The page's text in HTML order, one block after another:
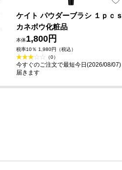
ケイト パウダーブラシ １ｐｃｓ
カネボウ化粧品
本体1,800円
税率10％ 1,980円（税込）
（0）
今すぐのご注文で最短今日(2026/08/07)
届きます